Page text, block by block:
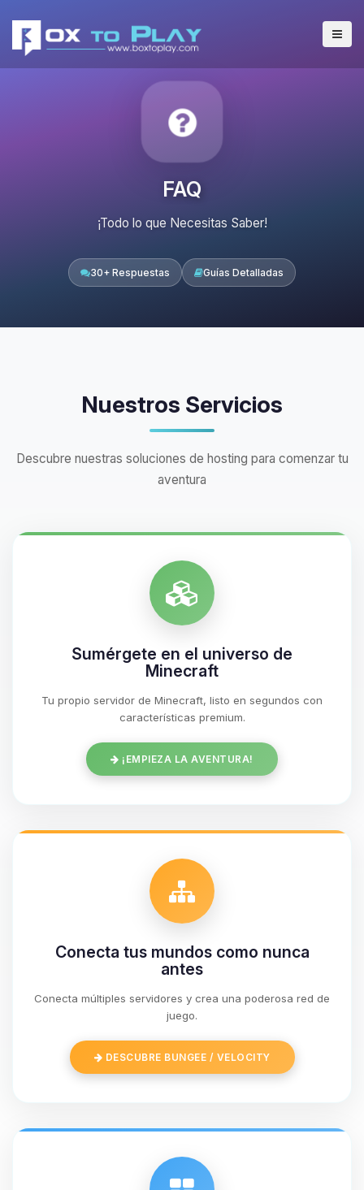
FAQ
¡Todo lo que Necesitas Saber!
30+ Respuestas Guías Detalladas
Nuestros Servicios
Descubre nuestras soluciones de hosting para comenzar tu
aventura
Sumérgete en el universo de
Minecraft
Tu propio servidor de Minecraft, listo en segundos con
características premium.
¡EMPIEZA LA AVENTURA!
Conecta tus mundos como nunca
antes
Conecta múltiples servidores y crea una poderosa red de
juego.
DESCUBRE BUNGEE / VELOCITY
Yupi, por fin alguien con quien
que necesitas y moveré mis